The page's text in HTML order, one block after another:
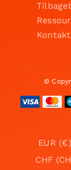
Kontakt
©
EUR (€)
CHF